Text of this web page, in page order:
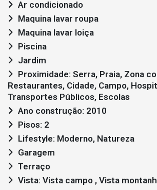
Ar condicionado
Maquina lavar roupa
Maquina lavar loiça
Piscina
Jardim
Restaurantes, Cidade, Campo,
Transportes Públicos, Escolas
Ano construção: 2010
Pisos: 2
Lifestyle: Moderno, Natureza
Garagem
Terraço
Vista: Vista campo , Vista